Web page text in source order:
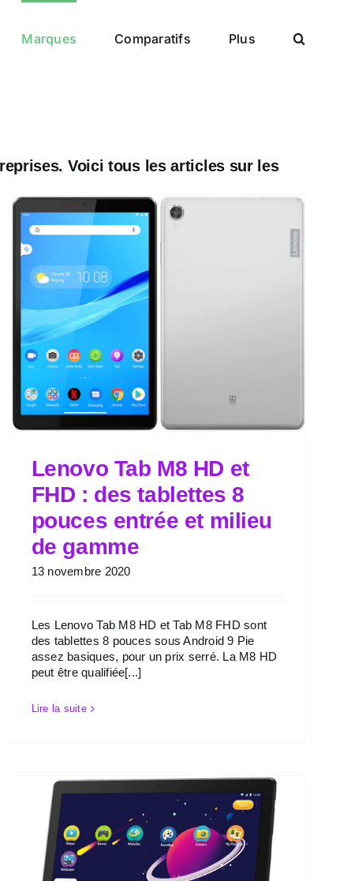
Marques Comparatifs Plus
Voici tous les articles sur les
Lenovo Tab M8 HD et
FHD : des tablettes 8
pouces entrée et milieu
de gamme
13 novembre 2020
Les Lenovo Tab M8 HD et Tab M8 FHD sont
des tablettes 8 pouces sous Android 9 Pie
assez basiques, pour un prix serré. La M8 HD
peut être qualifiée[...]
Lire la suite